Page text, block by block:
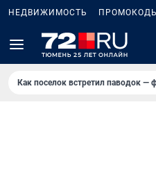
НЕДВИЖИМОСТЬ ПРОМОКОДЫ
Как поселок встретил паводок —